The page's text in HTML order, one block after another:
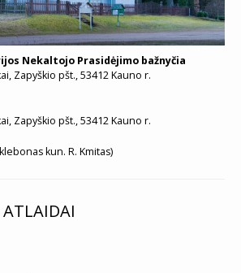
Nekaltojo Prasidėjimo bažnyčia
Zapyškio pšt., 53412 Kauno r.
Zapyškio pšt., 53412 Kauno r.
kun. R. Kmitas)